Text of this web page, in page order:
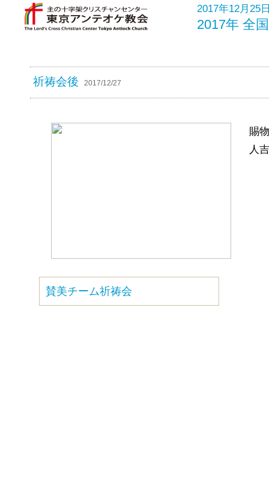
2017年12月25
2017年 全
祈祷会後 2017/12/27
賜
人
賛美チーム祈祷会